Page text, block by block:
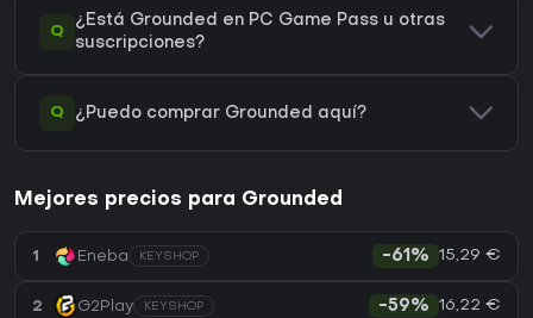
Q
¿Está Grounded en PC Game Pass u otras
suscripciones?
Q ¿Puedo comprar Grounded aquí?
Mejores precios para Grounded
1 Eneba KEYSHOP -61% 15,29 €
2 G2Play KEYSHOP -59% 16,22 €